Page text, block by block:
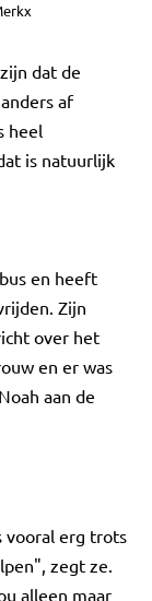
dat de
af
heel
is natuurlijk
en heeft
Zijn
over het
en er was
aan de
vooral erg trots
zegt ze.
alleen maar